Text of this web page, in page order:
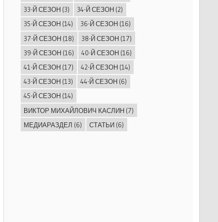
33-Й СЕЗОН (3) 34-Й СЕЗОН (2)
35-Й СЕЗОН (14) 36-Й СЕЗОН (16)
37-Й СЕЗОН (18) 38-Й СЕЗОН (17)
39-Й СЕЗОН (16) 40-Й СЕЗОН (16)
41-Й СЕЗОН (17) 42-Й СЕЗОН (14)
43-Й СЕЗОН (13) 44-Й СЕЗОН (6)
45-Й СЕЗОН (14)
ВИКТОР МИХАЙЛОВИЧ КАСЛИН (7)
МЕДИАРАЗДЕЛ (6) СТАТЬИ (6)